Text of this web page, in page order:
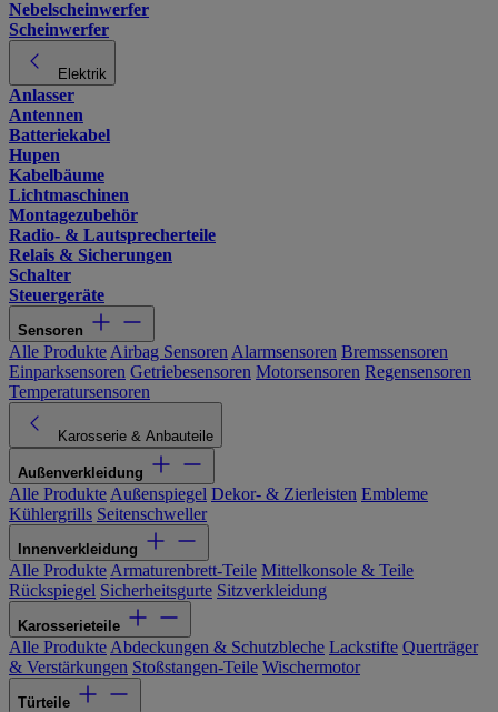
Nebelscheinwerfer
Scheinwerfer
Elektrik
Anlasser
Antennen
Batteriekabel
Hupen
Kabelbäume
Lichtmaschinen
Montagezubehör
Radio- & Lautsprecherteile
Relais & Sicherungen
Schalter
Steuergeräte
Sensoren
Alle Produkte Airbag Sensoren Alarmsensoren Bremssensoren
Einparksensoren Getriebesensoren Motorsensoren Regensensoren
Temperatursensoren
Karosserie & Anbauteile
Außenverkleidung
Alle Produkte Außenspiegel Dekor- & Zierleisten Embleme
Kühlergrills Seitenschweller
Innenverkleidung
Alle Produkte Armaturenbrett-Teile Mittelkonsole & Teile
Rückspiegel Sicherheitsgurte Sitzverkleidung
Karosserieteile
Alle Produkte Abdeckungen & Schutzbleche Lackstifte Querträger
& Verstärkungen Stoßstangen-Teile Wischermotor
Türteile